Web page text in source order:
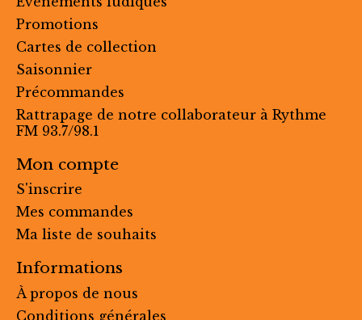
Promotions
Cartes de collection
Saisonnier
Précommandes
Rattrapage de notre collaborateur à Rythme
FM 93.7/98.1
Mon compte
S'inscrire
Mes commandes
Ma liste de souhaits
Informations
À propos de nous
Conditions générales